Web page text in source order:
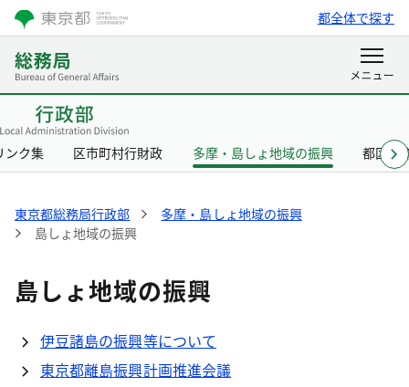
都全体で探す
ンク集 区市町村行財政 多摩・島しょ地域の振興 都区協
東京都総務局行政部
多摩・島しょ地域の振興
島しょ地域の振興
島しょ地域の振興
伊豆諸島の振興等について
東京都離島振興計画推進会議